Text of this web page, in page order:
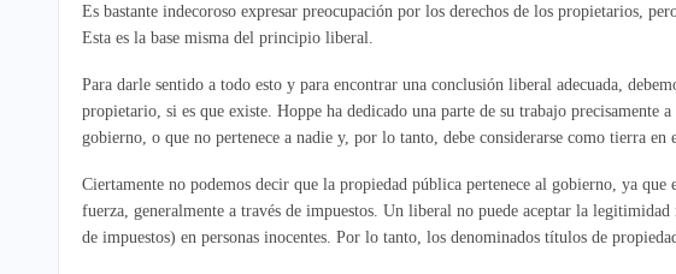
Es bastante indecoroso expresar preocupación por los derechos de los propietarios,
Esta es la base misma del principio liberal.
Para darle sentido a todo esto y para encontrar una conclusión liberal adecuada,
propietario, si es que existe. Hoppe ha dedicado una parte de su trabajo precisamente
gobierno, o que no pertenece a nadie y, por lo tanto, debe considerarse como tierra
Ciertamente no podemos decir que la propiedad pública pertenece al gobierno, ya
fuerza, generalmente a través de impuestos. Un liberal no puede aceptar la
de impuestos) en personas inocentes. Por lo tanto, los denominados títulos de